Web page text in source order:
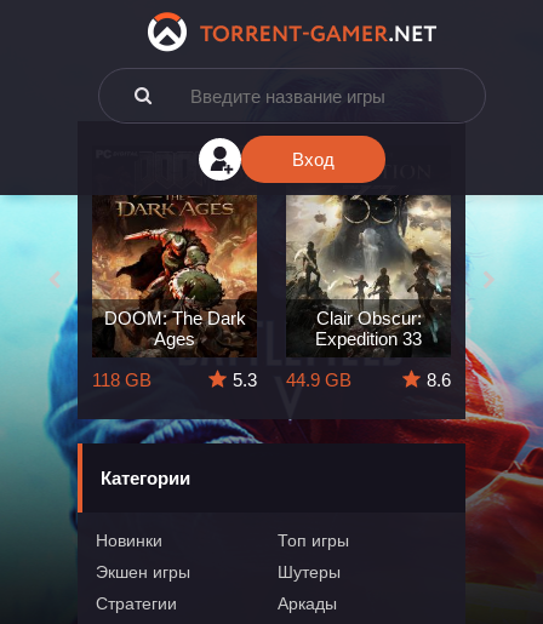
Вход
The
5.7
DOOM: The Dark
Ages
118 GB
5.3
Clair Obscur:
Expedition 33
44.9 GB
8.6
164 GB
Категории
Новинки
Топ игры
Экшен игры
Шутеры
Стратегии
Аркады